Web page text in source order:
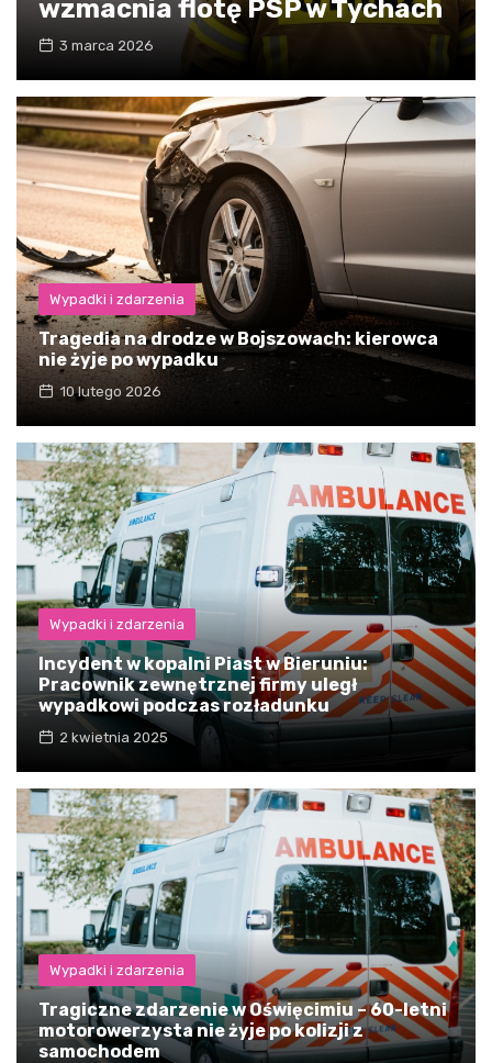
wzmacnia flotę PSP w Tychach
3 marca 2026
Wypadki i zdarzenia
Tragedia na drodze w Bojszowach: kierowca
nie żyje po wypadku
10 lutego 2026
Wypadki i zdarzenia
Incydent w kopalni Piast w Bieruniu:
Pracownik zewnętrznej firmy uległ
wypadkowi podczas rozładunku
2 kwietnia 2025
Wypadki i zdarzenia
Tragiczne zdarzenie w Oświęcimiu – 60-letni
motorowerzysta nie żyje po kolizji z
samochodem